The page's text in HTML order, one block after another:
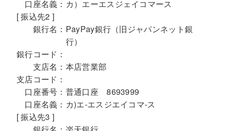
口座名義： カ）エーエスジェイコマース
[ 振込先2 ]
銀行名： PayPay銀行（旧ジャパンネット銀
行）
銀行コード：
支店名： 本店営業部
支店コード：
口座番号： 普通口座 8693999
口座名義： カ)エ-エスジエイコマ-ス
[ 振込先3 ]